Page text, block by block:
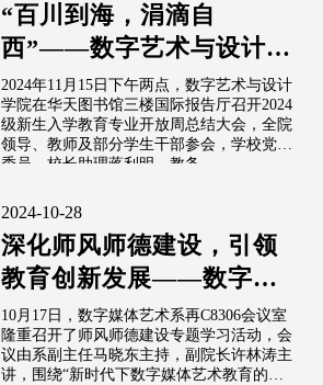
“百川到海，涓滴自
西”——数字艺术与设计学
院召开2024级新生入学教
育专业开...
2024年11月15日下午两点，数字艺术与设计
学院在华天图书馆三楼国际报告厅召开2024
级新生入学教育专业开放周总结大会，全院
领导、教师及部分学生干部参会，学校党委
委员、校长助理蒋利明、教务...
2024-10-28
深化师风师德建设，引领
教育创新发展——数字媒
体艺术系召开2024年度师
德师风...
10月17日，数字媒体艺术系再C8306会议室
隆重召开了师风师德建设专题学习活动，会
议由系副主任马晓东主持，副院长许林涛主
讲，围绕“新时代下数字媒体艺术教育的师